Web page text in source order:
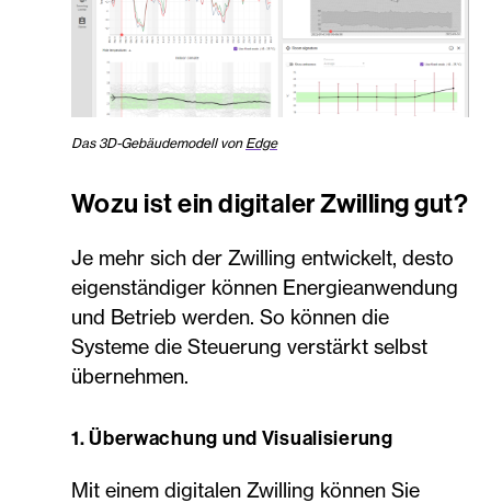
Das 3D-Gebäudemodell von Edge
Wozu ist ein digitaler Zwilling gut?
Je mehr sich der Zwilling entwickelt, desto
eigenständiger können Energieanwendung
und Betrieb werden. So können die
Systeme die Steuerung verstärkt selbst
übernehmen.
1. Überwachung und Visualisierung
Mit einem digitalen Zwilling können Sie